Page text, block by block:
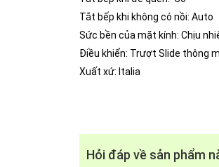
Tắt bếp khi không có nồi:
Sức bền của mặt kính: Chịu
Điều khiển: Trượt Slide thông
Xuất xứ: Italia
Hỏi đáp về sản phẩm